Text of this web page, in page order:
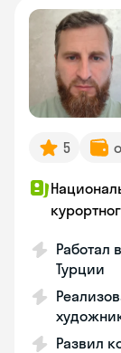
5
Работал
Турции
Развил